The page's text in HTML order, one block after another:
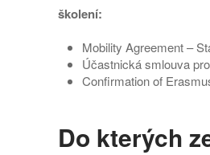
školení:
Mobility Agreement –
Účastnická smlouva
Confirmation of
Do kterých